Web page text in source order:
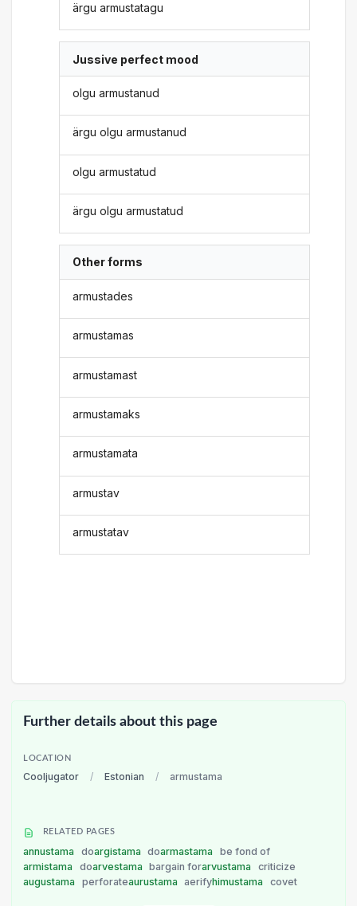
ärgu armustatagu
Jussive perfect mood
olgu armustanud
ärgu olgu armustanud
olgu armustatud
ärgu olgu armustatud
Other forms
armustades
armustamas
armustamast
armustamaks
armustamata
armustav
armustatav
Further details about this page
LOCATION
Cooljugator / Estonian / armustama
RELATED PAGES
annustama doargistama doarmastama
be fond of
armistama
doarvestama bargain forarvustama
criticize
augustama
perforateaurustama aerifyhimustama covet